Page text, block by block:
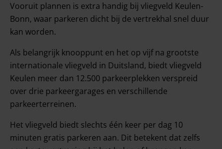
Vooruit plannen is extra handig bij vliegveld Keulen-
Bonn, waar parkeren dicht bij de vertrekhal snel duur
kan worden.
Als belangrijk knooppunt en het op vijf na grootste
internationale vliegveld in Duitsland, biedt vliegveld
Keulen meer dan 12.500 parkeerplekken verspreid
over drie parkeergarages en verschillende
parkeerterreinen.
Het vliegveld biedt slechts één keer per dag 10
minuten gratis parkeren aan. Dit betekent dat zelfs